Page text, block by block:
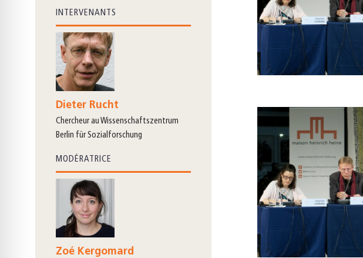
INTERVENANTS
Dieter Rucht
chercheur au Wissenschaftszentrum
Berlin für Sozialforschung
MODÉRATRICE
Zoé Kergomard